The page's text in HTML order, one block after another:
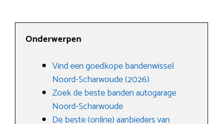
Onderwerpen
Vind een goedkope bandenwissel
Noord-Scharwoude (2026)
Zoek de beste banden autogarage
Noord-Scharwoude
De beste (online) aanbieders van